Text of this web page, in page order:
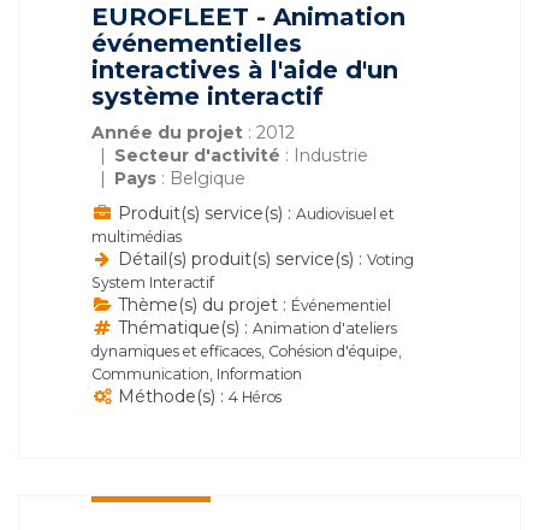
EUROFLEET - Animation
événementielles
interactives à l'aide d'un
système interactif
Année du projet : 2012
Secteur d'activité : Industrie
Pays : Belgique
Produit(s) service(s) : Audiovisuel et
multimédias
Détail(s) produit(s) service(s) : Voting
System Interactif
Thème(s) du projet : Événementiel
Thématique(s) : Animation d'ateliers
dynamiques et efficaces, Cohésion d'équipe,
Communication, Information
Méthode(s) : 4 Héros